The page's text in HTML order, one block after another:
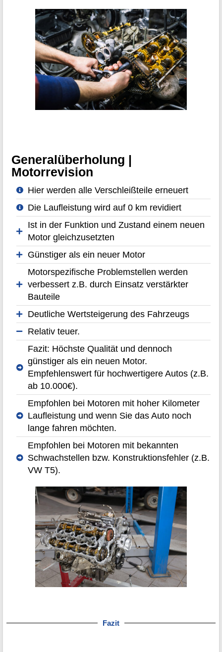
Generalüberholung |
Motorrevision
Hier werden alle Verschleißteile erneuert
Die Laufleistung wird auf 0 km revidiert
Ist in der Funktion und Zustand einem neuen
Motor gleichzusetzten
Günstiger als ein neuer Motor
Motorspezifische Problemstellen werden
verbessert z.B. durch Einsatz verstärkter
Bauteile
Deutliche Wertsteigerung des Fahrzeugs
Relativ teuer.
Fazit: Höchste Qualität und dennoch
günstiger als ein neuen Motor.
Empfehlenswert für hochwertigere Autos (z.B.
ab 10.000€).
Empfohlen bei Motoren mit hoher Kilometer
Laufleistung und wenn Sie das Auto noch
lange fahren möchten.
Empfohlen bei Motoren mit bekannten
Schwachstellen bzw. Konstruktionsfehler (z.B.
VW T5).
Fazit